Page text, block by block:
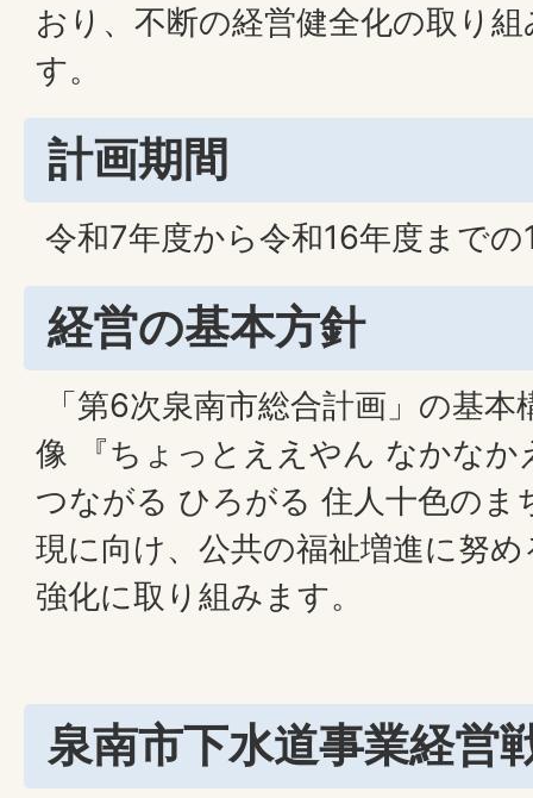
おり、不断の経営健全化の取り
す。
計画期間
令和7年度から令和16年度まで
経営の基本方針
「第6次泉南市総合計画」の基
像 『ちょっとええやん なかな
つながる ひろがる 住人十色のま
現に向け、公共の福祉増進に努
強化に取り組みます。
泉南市下水道事業経営